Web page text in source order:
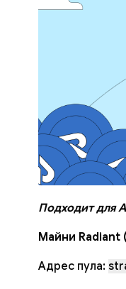
Подходит для
Майни Radiant
Адрес пула: